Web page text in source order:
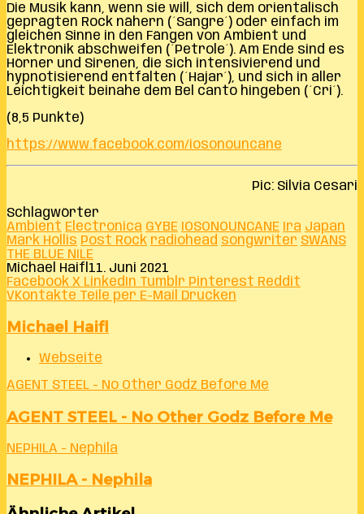
Die Musik kann, wenn sie will, sich dem orientalisch
geprägten Rock nähern (´Sangre´) oder einfach im
gleichen Sinne in den Fängen von Ambient und
Elektronik abschweifen (´Petrole´). Am Ende sind es
Hörner und Sirenen, die sich intensivierend und
hypnotisierend entfalten (´Hajar´), und sich in aller
Leichtigkeit beinahe dem Bel canto hingeben (´Cri´).
(8,5 Punkte)
https://www.facebook.com/iosonouncane
Pic: Silvia Cesari
Schlagwörter
Ambient Electronica GYBE IOSONOUNCANE Ira Japan
Mark Hollis Post Rock radiohead songwriter SWANS
THE BLUE NILE
Michael Haifl 11. Juni 2021
Facebook X LinkedIn Tumblr Pinterest Reddit
VKontakte Teile per E-Mail Drucken
Michael Haifl
Webseite
AGENT STEEL - No Other Godz Before Me
AGENT STEEL - No Other Godz Before Me
NEPHILA - Nephila
NEPHILA - Nephila